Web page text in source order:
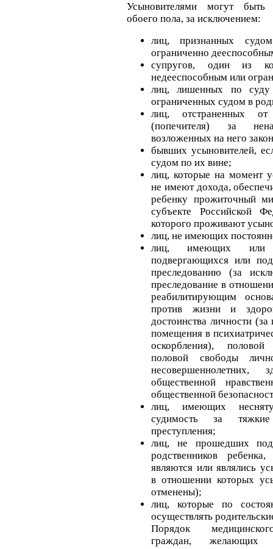
Усыновителями могут быть
обоего пола, за исключением:
лиц, признанных
ограниченно
супругов, один из
недееспособным или
лиц, лишенных по суду
ограниченных судом в
лиц, отстраненных от
(попечителя) за
возложенных на него
бывших усыновителей,
судом по их вине;
лиц, которые на момент
не имеют дохода,
ребенку прожиточный
субъекте Российской
которого проживают
лиц, не имеющих
лиц, имеющих или
подвергающихся или
преследованию (за
преследование в
реабилитирующим
против жизни и
достоинства личности
помещения в
оскорбления),
половой свободы
несовершеннолетних,
общественной
общественной
лиц, имеющих
судимость за
преступления;
лиц, не прошедших
родственников
являются или являлись
в отношении которых
отменены);
лиц, которые по
осуществлять
Порядок
граждан, желающих